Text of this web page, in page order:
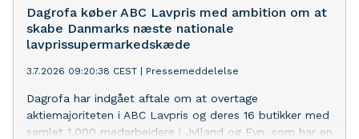
Foodservice udviklet et særligt diplom for MadMod og
en tilhørende pin, som gruppeledere kan give til
spejdere, der viser mod og nysgerrighed ved måltiderne.
Dagrofa køber ABC Lavpris med ambition om at
skabe Danmarks næste nationale
lavprissupermarkedskæde
3.7.2026 09:20:38 CEST Pressemeddelelse
Dagrofa har indgået aftale om at overtage
aktiemajoriteten i ABC Lavpris og deres 16 butikker med
samlet 1.000 medarbejdere i Jylland og Fyn, som har en